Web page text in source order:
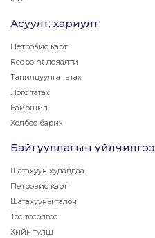
Асуулт, хариулт
Петровис карт
Redpoint лояалти
Танилцуулга татах
Лого татах
Байршил
Холбоо барих
Байгууллагын үйлчилгээ
Шатахуун худалдаа
Петровис карт
Шатахууны талон
Тос тосолгоо
Хийн түлш